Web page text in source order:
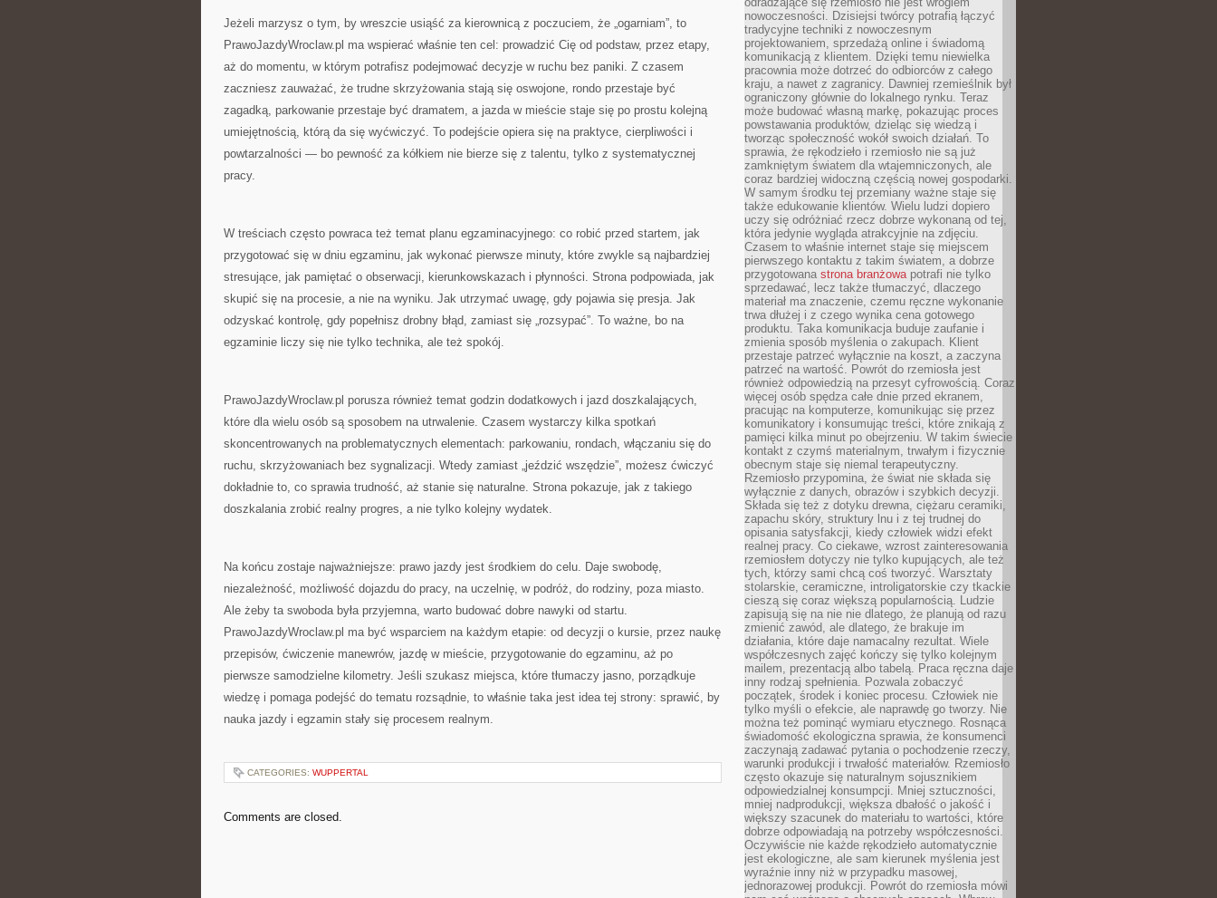
Jeżeli marzysz o tym, by wreszcie usiąść za kierownicą z poczuciem, że „ogarniam”, to
PrawoJazdyWroclaw.pl ma wspierać właśnie ten cel: prowadzić Cię od podstaw, przez etapy,
aż do momentu, w którym potrafisz podejmować decyzje w ruchu bez paniki. Z czasem
zaczniesz zauważać, że trudne skrzyżowania stają się oswojone, rondo przestaje być
zagadką, parkowanie przestaje być dramatem, a jazda w mieście staje się po prostu kolejną
umiejętnością, którą da się wyćwiczyć. To podejście opiera się na praktyce, cierpliwości i
powtarzalności — bo pewność za kółkiem nie bierze się z talentu, tylko z systematycznej
pracy.
W treściach często powraca też temat planu egzaminacyjnego: co robić przed startem, jak
przygotować się w dniu egzaminu, jak wykonać pierwsze minuty, które zwykle są najbardziej
stresujące, jak pamiętać o obserwacji, kierunkowskazach i płynności. Strona podpowiada, jak
skupić się na procesie, a nie na wyniku. Jak utrzymać uwagę, gdy pojawia się presja. Jak
odzyskać kontrolę, gdy popełnisz drobny błąd, zamiast się „rozsypać”. To ważne, bo na
egzaminie liczy się nie tylko technika, ale też spokój.
PrawoJazdyWroclaw.pl porusza również temat godzin dodatkowych i jazd doszkalających,
które dla wielu osób są sposobem na utrwalenie. Czasem wystarczy kilka spotkań
skoncentrowanych na problematycznych elementach: parkowaniu, rondach, włączaniu się do
ruchu, skrzyżowaniach bez sygnalizacji. Wtedy zamiast „jeździć wszędzie”, możesz ćwiczyć
dokładnie to, co sprawia trudność, aż stanie się naturalne. Strona pokazuje, jak z takiego
doszkalania zrobić realny progres, a nie tylko kolejny wydatek.
Na końcu zostaje najważniejsze: prawo jazdy jest środkiem do celu. Daje swobodę,
niezależność, możliwość dojazdu do pracy, na uczelnię, w podróż, do rodziny, poza miasto.
Ale żeby ta swoboda była przyjemna, warto budować dobre nawyki od startu.
PrawoJazdyWroclaw.pl ma być wsparciem na każdym etapie: od decyzji o kursie, przez naukę
przepisów, ćwiczenie manewrów, jazdę w mieście, przygotowanie do egzaminu, aż po
pierwsze samodzielne kilometry. Jeśli szukasz miejsca, które tłumaczy jasno, porządkuje
wiedzę i pomaga podejść do tematu rozsądnie, to właśnie taka jest idea tej strony: sprawić, by
nauka jazdy i egzamin stały się procesem realnym.
CATEGORIES: WUPPERTAL
Comments are closed.
nowoczesności. Dzisiejsi twórcy potrafią łączyć
tradycyjne techniki z nowoczesnym
projektowaniem, sprzedażą online i świadomą
komunikacją z klientem. Dzięki temu niewielka
pracownia może dotrzeć do odbiorców z całego
kraju, a nawet z zagranicy. Dawniej rzemieślnik był
ograniczony głównie do lokalnego rynku. Teraz
może budować własną markę, pokazując proces
powstawania produktów, dzieląc się wiedzą i
tworząc społeczność wokół swoich działań. To
sprawia, że rękodzieło i rzemiosło nie są już
zamkniętym światem dla wtajemniczonych, ale
coraz bardziej widoczną częścią nowej gospodarki.
W samym środku tej przemiany ważne staje się
także edukowanie klientów. Wielu ludzi dopiero
uczy się odróżniać rzecz dobrze wykonaną od tej,
która jedynie wygląda atrakcyjnie na zdjęciu.
Czasem to właśnie internet staje się miejscem
pierwszego kontaktu z takim światem, a dobrze
przygotowana strona branżowapotrafi nie tylko
sprzedawać, lecz także tłumaczyć, dlaczego
materiał ma znaczenie, czemu ręczne wykonanie
trwa dłużej i z czego wynika cena gotowego
produktu. Taka komunikacja buduje zaufanie i
zmienia sposób myślenia o zakupach. Klient
przestaje patrzeć wyłącznie na koszt, a zaczyna
patrzeć na wartość. Powrót do rzemiosła jest
również odpowiedzią na przesyt cyfrowością. Coraz
więcej osób spędza całe dnie przed ekranem,
pracując na komputerze, komunikując się przez
komunikatory i konsumując treści, które znikają z
pamięci kilka minut po obejrzeniu. W takim świecie
kontakt z czymś materialnym, trwałym i fizycznie
obecnym staje się niemal terapeutyczny.
Rzemiosło przypomina, że świat nie składa się
wyłącznie z danych, obrazów i szybkich decyzji.
Składa się też z dotyku drewna, ciężaru ceramiki,
zapachu skóry, struktury lnu i z tej trudnej do
opisania satysfakcji, kiedy człowiek widzi efekt
realnej pracy. Co ciekawe, wzrost zainteresowania
rzemiosłem dotyczy nie tylko kupujących, ale też
tych, którzy sami chcą coś tworzyć. Warsztaty
stolarskie, ceramiczne, introligatorskie czy tkackie
cieszą się coraz większą popularnością. Ludzie
zapisują się na nie nie dlatego, że planują od razu
zmienić zawód, ale dlatego, że brakuje im
działania, które daje namacalny rezultat. Wiele
współczesnych zajęć kończy się tylko kolejnym
mailem, prezentacją albo tabelą. Praca ręczna daje
inny rodzaj spełnienia. Pozwala zobaczyć
początek, środek i koniec procesu. Człowiek nie
tylko myśli o efekcie, ale naprawdę go tworzy. Nie
można też pominąć wymiaru etycznego. Rosnąca
świadomość ekologiczna sprawia, że konsumenci
zaczynają zadawać pytania o pochodzenie rzeczy,
warunki produkcji i trwałość materiałów. Rzemiosło
często okazuje się naturalnym sojusznikiem
odpowiedzialnej konsumpcji. Mniej sztuczności,
mniej nadprodukcji, większa dbałość o jakość i
większy szacunek do materiału to wartości, które
dobrze odpowiadają na potrzeby współczesności.
Oczywiście nie każde rękodzieło automatycznie
jest ekologiczne, ale sam kierunek myślenia jest
wyraźnie inny niż w przypadku masowej,
jednorazowej produkcji. Powrót do rzemiosła mówi